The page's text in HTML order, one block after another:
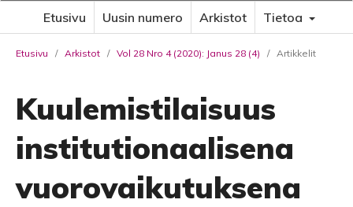
Etusivu Uusin numero Arkistot Tietoa
Etusivu / Arkistot / Vol 28 Nro 4 (2020): Janus 28 (4) / Artikkelit
Kuulemistilaisuus
institutionaalisena
vuorovaikutuksena